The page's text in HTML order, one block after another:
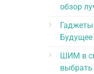
обзор
Будущее
ШИМ в
выбрать